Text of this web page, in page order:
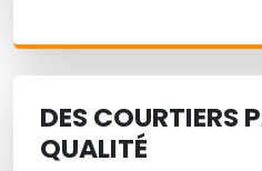
DES COURTIERS
QUALITÉ